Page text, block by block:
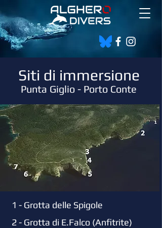
Siti di immersione
Punta Giglio - Porto Conte
1 - Grotta delle Spigole
2 - Grotta di E.Falco (Anfitrite)